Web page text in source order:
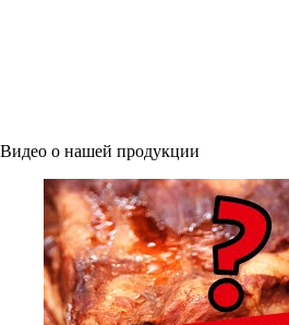
Видео о нашей продукции